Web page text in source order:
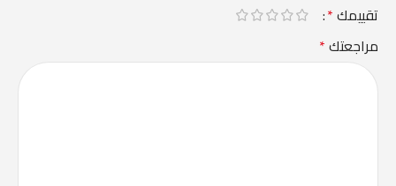
تقييمك*
مراجعتك*